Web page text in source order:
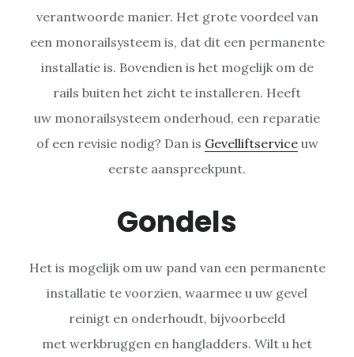
verantwoorde manier. Het grote voordeel van
een monorailsysteem is, dat dit een permanente
installatie is. Bovendien is het mogelijk om de
rails buiten het zicht te installeren. Heeft
uw monorailsysteem onderhoud, een reparatie
of een revisie nodig? Dan is Gevelliftserviceuw
eerste aanspreekpunt.
Gondels
Het is mogelijk om uw pand van een permanente
installatie te voorzien, waarmee u uw gevel
reinigt en onderhoudt, bijvoorbeeld
met werkbruggen en hangladders. Wilt u het